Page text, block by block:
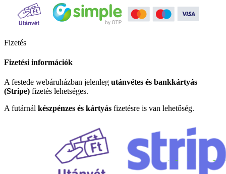
Fizetés
Fizetési információk
A festede webáruházban jelenleg utánvétes és bankkártyás
(Stripe) fizetés lehetséges.
A futárnál készpénzes és kártyás fizetésre is van lehetőség.